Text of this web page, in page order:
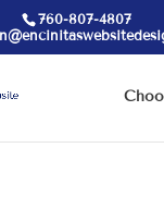
760-807-4807